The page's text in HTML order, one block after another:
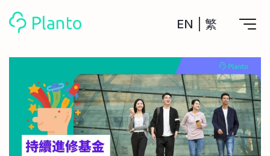
EN 繁
計劃買樓
計劃買樓第一步
全功能記賬
管理及分析所有戶口
管理MPF戶口
工具
私人貸款
年利率/APR/年息比較
關於我們